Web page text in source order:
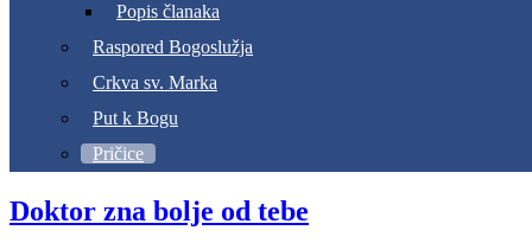
Popis članaka
Raspored Bogoslužja
Crkva sv. Marka
Put k Bogu
Pričice
Doktor zna bolje od tebe